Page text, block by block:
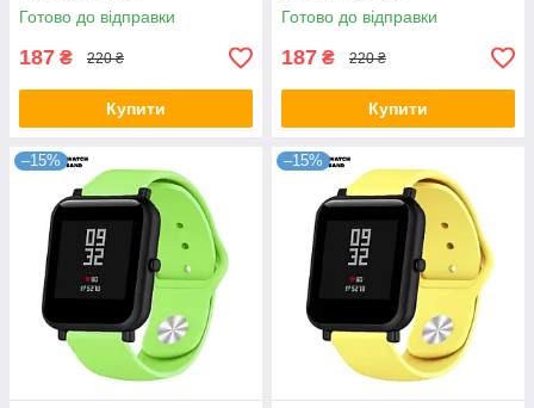
Готово до відправки
187 ₴ 220 ₴
Купити
Готово до відправки
187 ₴ 220 ₴
Купити
–15% –15%